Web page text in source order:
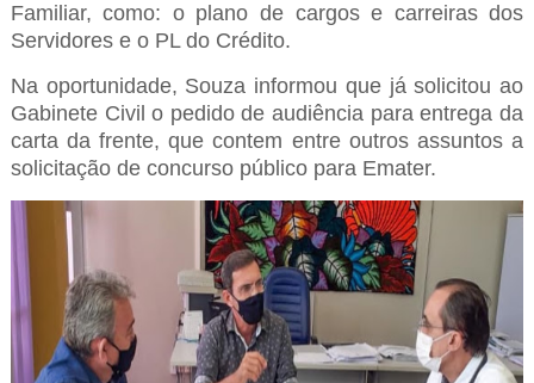
Familiar, como: o plano de cargos e carreiras dos
Servidores e o PL do Crédito.
Na oportunidade, Souza informou que já solicitou ao
Gabinete Civil o pedido de audiência para entrega da
carta da frente, que contem entre outros assuntos a
solicitação de concurso público para Emater.